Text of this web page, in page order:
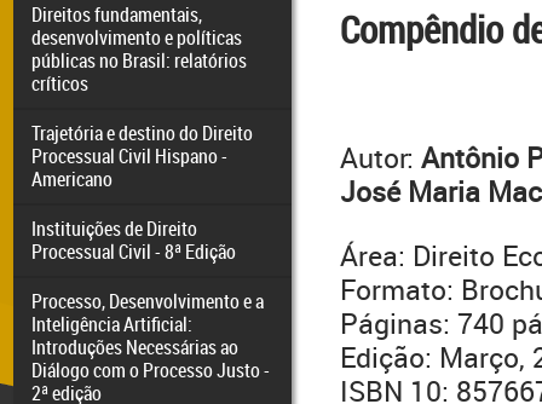
Direitos fundamentais,
desenvolvimento e políticas
públicas no Brasil: relatórios
críticos
Trajetória e destino do Direito
Processual Civil Hispano -
Americano
Instituições de Direito
Processual Civil - 8ª Edição
Processo, Desenvolvimento e a
Inteligência Artificial:
Introduções Necessárias ao
Diálogo com o Processo Justo -
2ª edição
Compêndio
Autor: Antônio
José Maria
Área: Direito
Formato:
Páginas: 740
Edição: Março,
ISBN 10: